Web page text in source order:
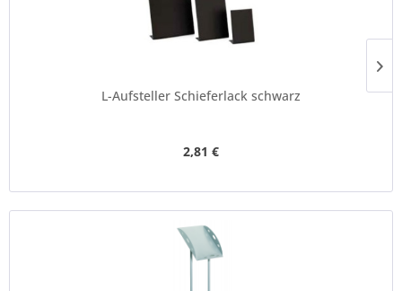
L-Aufsteller Schieferlack schwarz
2,81 €